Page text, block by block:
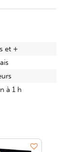
et +
à 1 h